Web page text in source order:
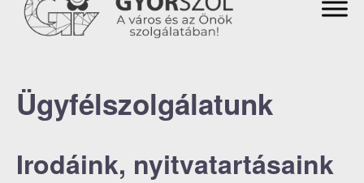
Ügyfélszolgálatunk
Irodáink, nyitvatartásaink